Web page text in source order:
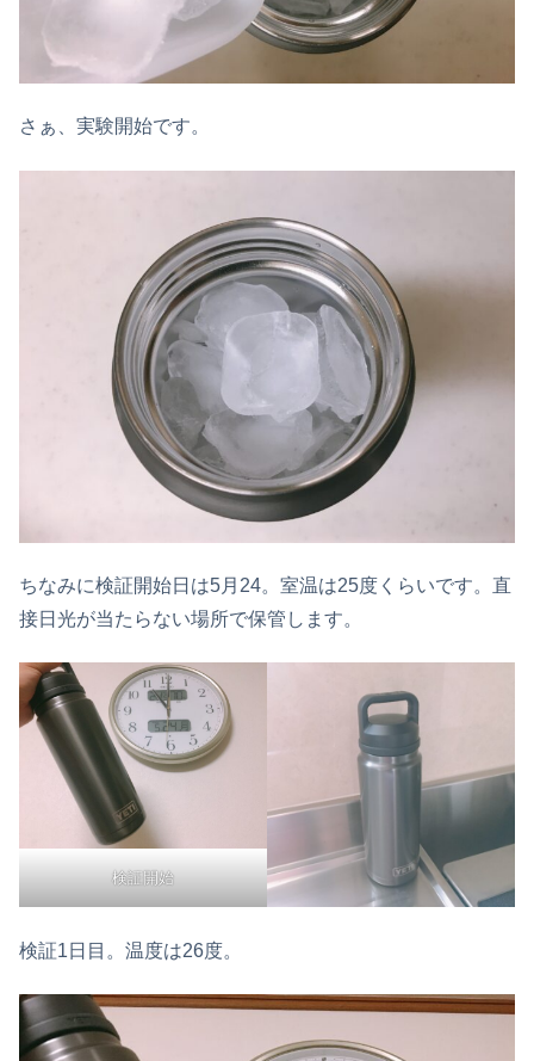
さぁ、実験開始です。
ちなみに検証開始日は5月24。室温は25度くらいです。直
接日光が当たらない場所で保管します。
検証開始
検証1日目。温度は26度。